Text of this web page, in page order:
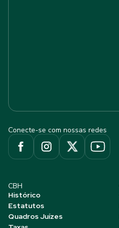
Conecte-se com nossas redes
CBH
Histórico
Estatutos
Quadros Juízes